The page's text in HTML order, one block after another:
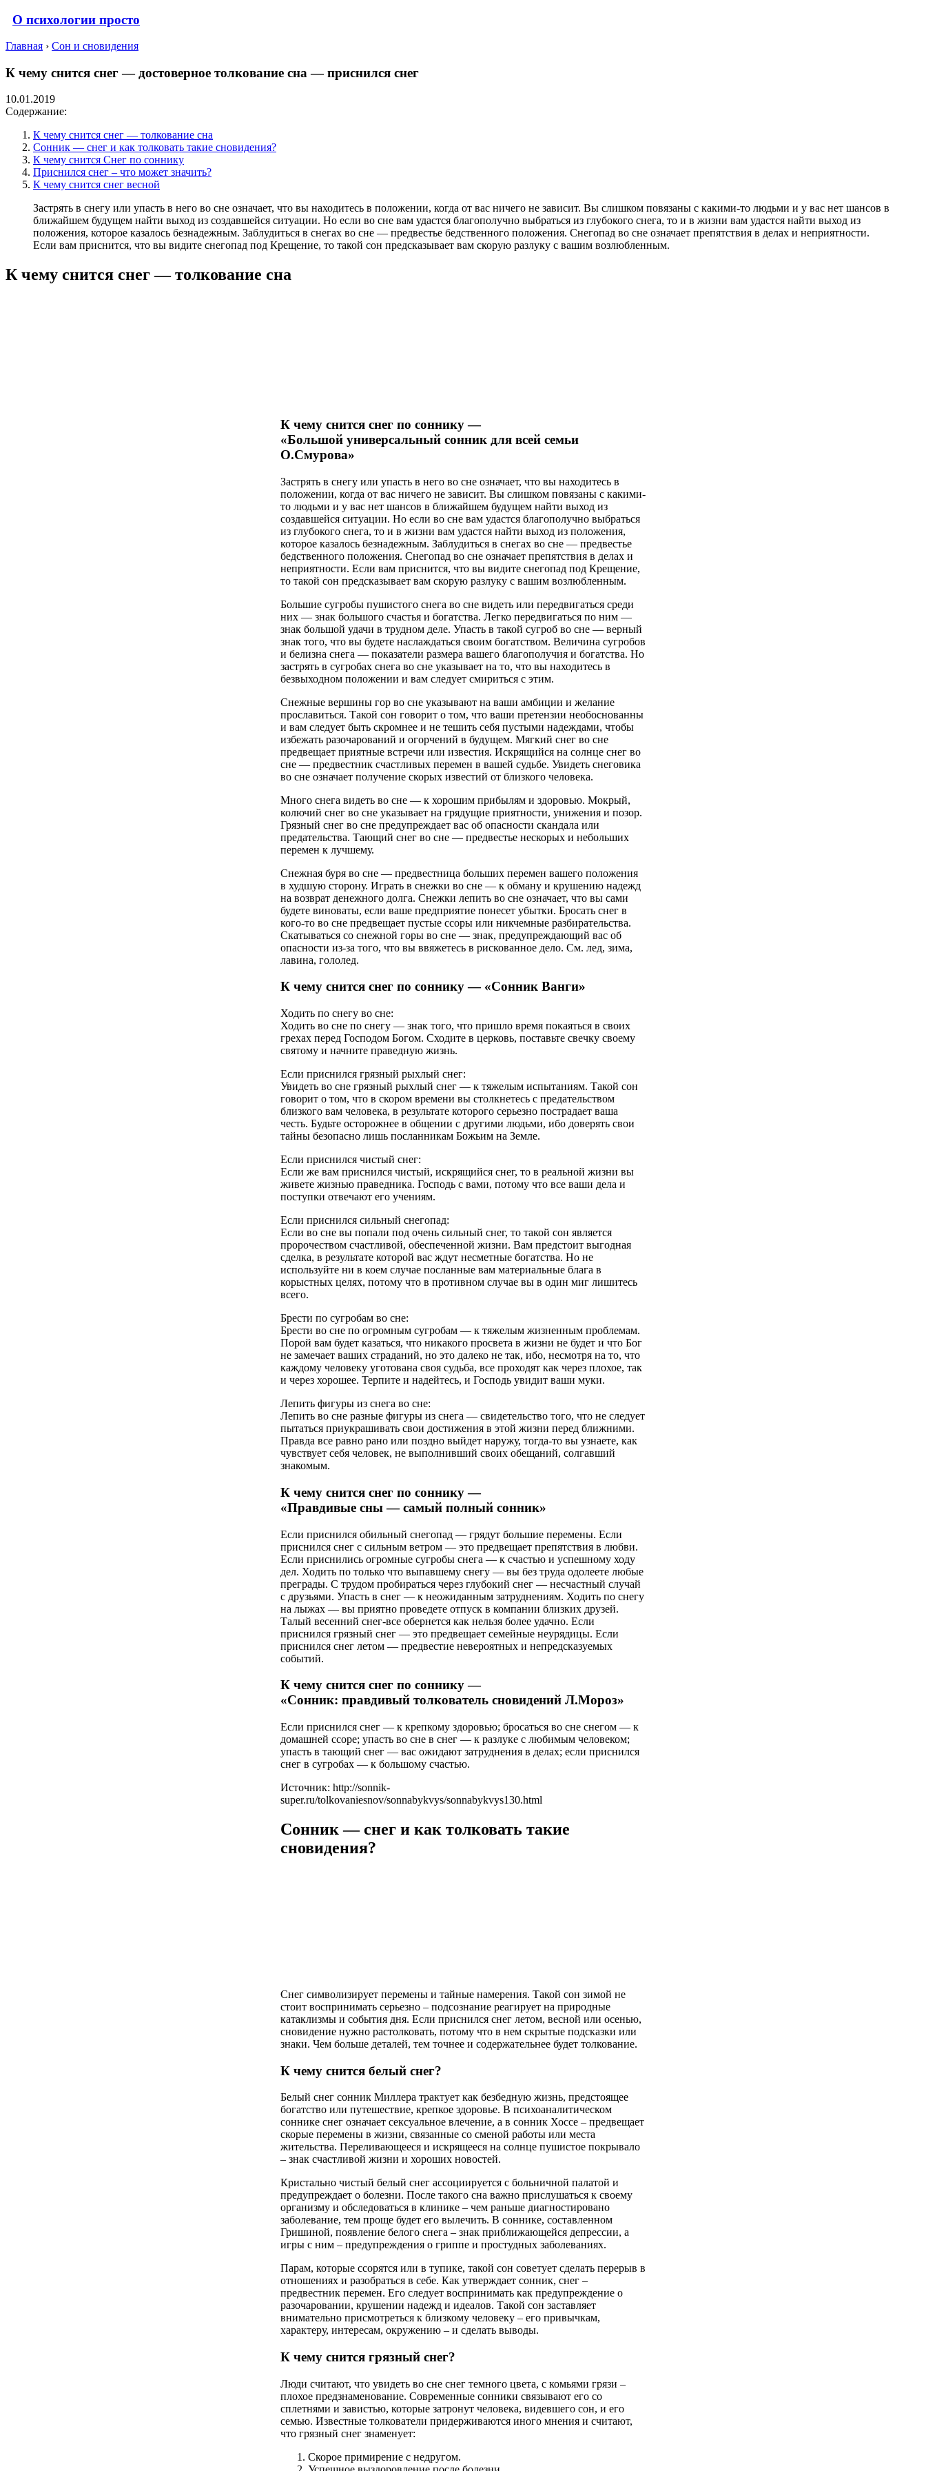
О психологии просто
Главная › Сон и сновидения
К чему снится снег — достоверное толкование сна — приснился снег
10.01.2019
Содержание:
К чему снится снег — толкование сна
Сонник — снег и как толковать такие сновидения?
К чему снится Снег по соннику
Приснился снег – что может значить?
К чему снится снег весной
Застрять в снегу или упасть в него во сне означает, что вы находитесь в положении, когда от вас ничего не зависит. Вы слишком повязаны с какими-то людьми и у вас нет шансов в
ближайшем будущем найти выход из создавшейся ситуации. Но если во сне вам удастся благополучно выбраться из глубокого снега, то и в жизни вам удастся найти выход из
положения, которое казалось безнадежным. Заблудиться в снегах во сне — предвестье бедственного положения. Снегопад во сне означает препятствия в делах и неприятности.
Если вам приснится, что вы видите снегопад под Крещение, то такой сон предсказывает вам скорую разлуку с вашим возлюбленным.
К чему снится снег — толкование сна
К чему снится снег по соннику —
«Большой универсальный сонник для всей семьи
О.Смурова»
Застрять в снегу или упасть в него во сне означает, что вы находитесь в
положении, когда от вас ничего не зависит. Вы слишком повязаны с какими-
то людьми и у вас нет шансов в ближайшем будущем найти выход из
создавшейся ситуации. Но если во сне вам удастся благополучно выбраться
из глубокого снега, то и в жизни вам удастся найти выход из положения,
которое казалось безнадежным. Заблудиться в снегах во сне — предвестье
бедственного положения. Снегопад во сне означает препятствия в делах и
неприятности. Если вам приснится, что вы видите снегопад под Крещение,
то такой сон предсказывает вам скорую разлуку с вашим возлюбленным.
Большие сугробы пушистого снега во сне видеть или передвигаться среди
них — знак большого счастья и богатства. Легко передвигаться по ним —
знак большой удачи в трудном деле. Упасть в такой сугроб во сне — верный
знак того, что вы будете наслаждаться своим богатством. Величина сугробов
и белизна снега — показатели размера вашего благополучия и богатства. Но
застрять в сугробах снега во сне указывает на то, что вы находитесь в
безвыходном положении и вам следует смириться с этим.
Снежные вершины гор во сне указывают на ваши амбиции и желание
прославиться. Такой сон говорит о том, что ваши претензии необоснованны
и вам следует быть скромнее и не тешить себя пустыми надеждами, чтобы
избежать разочарований и огорчений в будущем. Мягкий снег во сне
предвещает приятные встречи или известия. Искрящийся на солнце снег во
сне — предвестник счастливых перемен в вашей судьбе. Увидеть снеговика
во сне означает получение скорых известий от близкого человека.
Много снега видеть во сне — к хорошим прибылям и здоровью. Мокрый,
колючий снег во сне указывает на грядущие приятности, унижения и позор.
Грязный снег во сне предупреждает вас об опасности скандала или
предательства. Тающий снег во сне — предвестье нескорых и небольших
перемен к лучшему.
Снежная буря во сне — предвестница больших перемен вашего положения
в худшую сторону. Играть в снежки во сне — к обману и крушению надежд
на возврат денежного долга. Снежки лепить во сне означает, что вы сами
будете виноваты, если ваше предприятие понесет убытки. Бросать снег в
кого-то во сне предвещает пустые ссоры или никчемные разбирательства.
Скатываться со снежной горы во сне — знак, предупреждающий вас об
опасности из-за того, что вы ввяжетесь в рискованное дело. См. лед, зима,
лавина, гололед.
К чему снится снег по соннику — «Сонник Ванги»
Ходить по снегу во сне:
Ходить во сне по снегу — знак того, что пришло время покаяться в своих
грехах перед Господом Богом. Сходите в церковь, поставьте свечку своему
святому и начните праведную жизнь.
Если приснился грязный рыхлый снег:
Увидеть во сне грязный рыхлый снег — к тяжелым испытаниям. Такой сон
говорит о том, что в скором времени вы столкнетесь с предательством
близкого вам человека, в результате которого серьезно пострадает ваша
честь. Будьте осторожнее в общении с другими людьми, ибо доверять свои
тайны безопасно лишь посланникам Божьим на Земле.
Если приснился чистый снег:
Если же вам приснился чистый, искрящийся снег, то в реальной жизни вы
живете жизнью праведника. Господь с вами, потому что все ваши дела и
поступки отвечают его учениям.
Если приснился сильный снегопад:
Если во сне вы попали под очень сильный снег, то такой сон является
пророчеством счастливой, обеспеченной жизни. Вам предстоит выгодная
сделка, в результате которой вас ждут несметные богатства. Но не
используйте ни в коем случае посланные вам материальные блага в
корыстных целях, потому что в противном случае вы в один миг лишитесь
всего.
Брести по сугробам во сне:
Брести во сне по огромным сугробам — к тяжелым жизненным проблемам.
Порой вам будет казаться, что никакого просвета в жизни не будет и что Бог
не замечает ваших страданий, но это далеко не так, ибо, несмотря на то, что
каждому человеку уготована своя судьба, все проходят как через плохое, так
и через хорошее. Терпите и надейтесь, и Господь увидит ваши муки.
Лепить фигуры из снега во сне:
Лепить во сне разные фигуры из снега — свидетельство того, что не следует
пытаться приукрашивать свои достижения в этой жизни перед ближними.
Правда все равно рано или поздно выйдет наружу, тогда-то вы узнаете, как
чувствует себя человек, не выполнивший своих обещаний, солгавший
знакомым.
К чему снится снег по соннику —
«Правдивые сны — самый полный сонник»
Если приснился обильный снегопад — грядут большие перемены. Если
приснился снег с сильным ветром — это предвещает препятствия в любви.
Если приснились огромные сугробы снега — к счастью и успешному ходу
дел. Ходить по только что выпавшему снегу — вы без труда одолеете любые
преграды. С трудом пробираться через глубокий снег — несчастный случай
с друзьями. Упасть в снег — к неожиданным затруднениям. Ходить по снегу
на лыжах — вы приятно проведете отпуск в компании близких друзей.
Талый весенний снег-все обернется как нельзя более удачно. Если
приснился грязный снег — это предвещает семейные неурядицы. Если
приснился снег летом — предвестие невероятных и непредсказуемых
событий.
К чему снится снег по соннику —
«Сонник: правдивый толкователь сновидений Л.Мороз»
Если приснился снег — к крепкому здоровью; бросаться во сне снегом — к
домашней ссоре; упасть во сне в снег — к разлуке с любимым человеком;
упасть в тающий снег — вас ожидают затруднения в делах; если приснился
снег в сугробах — к большому счастью.
Источник: http://sonnik-
super.ru/tolkovaniesnov/sonnabykvys/sonnabykvys130.html
Сонник — снег и как толковать такие
сновидения?
Снег символизирует перемены и тайные намерения. Такой сон зимой не
стоит воспринимать серьезно – подсознание реагирует на природные
катаклизмы и события дня. Если приснился снег летом, весной или осенью,
сновидение нужно растолковать, потому что в нем скрытые подсказки или
знаки. Чем больше деталей, тем точнее и содержательнее будет толкование.
К чему снится белый снег?
Белый снег сонник Миллера трактует как безбедную жизнь, предстоящее
богатство или путешествие, крепкое здоровье. В психоаналитическом
соннике снег означает сексуальное влечение, а в сонник Хоссе – предвещает
скорые перемены в жизни, связанные со сменой работы или места
жительства. Переливающееся и искрящееся на солнце пушистое покрывало
– знак счастливой жизни и хороших новостей.
Кристально чистый белый снег ассоциируется с больничной палатой и
предупреждает о болезни. После такого сна важно прислушаться к своему
организму и обследоваться в клинике – чем раньше диагностировано
заболевание, тем проще будет его вылечить. В соннике, составленном
Гришиной, появление белого снега – знак приближающейся депрессии, а
игры с ним – предупреждения о гриппе и простудных заболеваниях.
Парам, которые ссорятся или в тупике, такой сон советует сделать перерыв в
отношениях и разобраться в себе. Как утверждает сонник, снег –
предвестник перемен. Его следует воспринимать как предупреждение о
разочаровании, крушении надежд и идеалов. Такой сон заставляет
внимательно присмотреться к близкому человеку – его привычкам,
характеру, интересам, окружению – и сделать выводы.
К чему снится грязный снег?
Люди считают, что увидеть во сне снег темного цвета, с комьями грязи –
плохое предзнаменование. Современные сонники связывают его со
сплетнями и завистью, которые затронут человека, видевшего сон, и его
семью. Известные толкователи придерживаются иного мнения и считают,
что грязный снег знаменует:
Скорое примирение с недругом.